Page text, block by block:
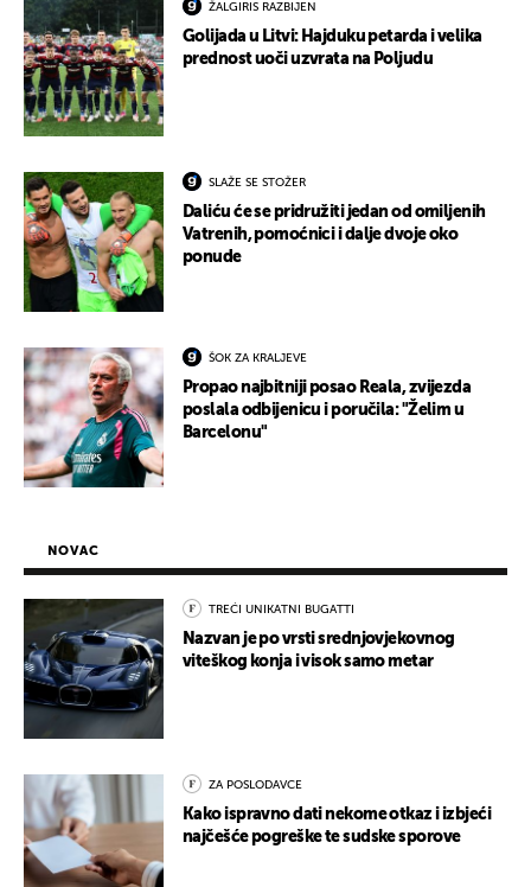
ŽALGIRIS RAZBIJEN
Golijada u Litvi: Hajduku petarda i velika
prednost uoči uzvrata na Poljudu
SLAŽE SE STOŽER
Daliću će se pridružiti jedan od omiljenih
Vatrenih, pomoćnici i dalje dvoje oko
ponude
ŠOK ZA KRALJEVE
Propao najbitniji posao Reala, zvijezda
poslala odbijenicu i poručila: "Želim u
Barcelonu"
NOVAC
TREĆI UNIKATNI BUGATTI
Nazvan je po vrsti srednjovjekovnog
viteškog konja i visok samo metar
ZA POSLODAVCE
Kako ispravno dati nekome otkaz i izbjeći
najčešće pogreške te sudske sporove